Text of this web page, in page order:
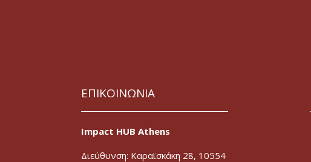
ΕΠΙΚΟΙΝΩΝΙΑ
Impact HUB Athens
Διεύθυνση: Καραϊσκάκη 28, 10554